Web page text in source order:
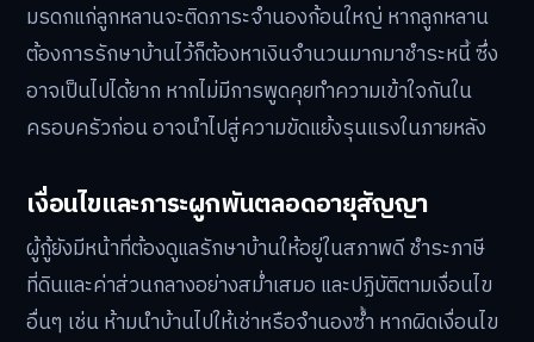
มรดกแก่ลูกหลานจะติดภาระจำนองก้อนใหญ่ หากลูกหลาน
ต้องการรักษาบ้านไว้ก็ต้องหาเงินจำนวนมากมาชำระหนี้ ซึ่ง
อาจเป็นไปได้ยาก หากไม่มีการพูดคุยทำความเข้าใจกันใน
ครอบครัวก่อน อาจนำไปสู่ความขัดแย้งรุนแรงในภายหลัง
เงื่อนไขและภาระผูกพันตลอดอายุสัญญา
ผู้กู้ยังมีหน้าที่ต้องดูแลรักษาบ้านให้อยู่ในสภาพดี ชำระภาษี
ที่ดินและค่าส่วนกลางอย่างสม่ำเสมอ และปฏิบัติตามเงื่อนไข
อื่นๆ เช่น ห้ามนำบ้านไปให้เช่าหรือจำนองซ้ำ หากผิดเงื่อนไข